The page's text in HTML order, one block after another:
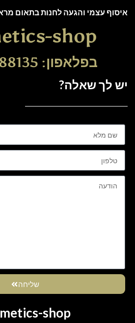
איסוף עצמי והגעה לחנות בתאום
shop
בפלאפון: 051-5588135
יש לך שאלה?
שליחה
shop